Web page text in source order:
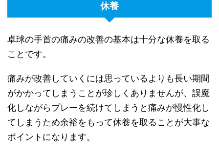
休養
卓球の手首の痛みの改善の基本は十分な休養を取る
ことです。
痛みが改善していくには思っているよりも長い期間
がかかってしまうことが珍しくありませんが、誤魔
化しながらプレーを続けてしまうと痛みが慢性化し
てしまうため余裕をもって休養を取ることが大事な
ポイントになります。